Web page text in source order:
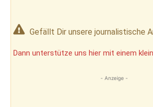
Gefällt Dir unsere journalistische
Dann unterstütze uns hier mit einem
- Anzeige -